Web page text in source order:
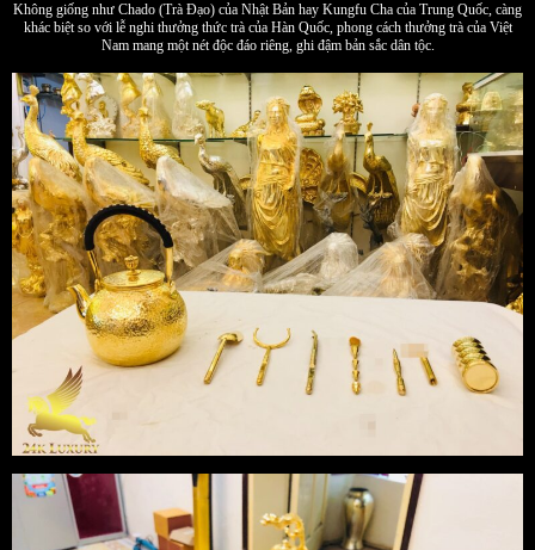
Không giống như Chado (Trà Đạo) của Nhật Bản hay Kungfu Cha của Trung Quốc, càng
khác biệt so với lễ nghi thưởng thức trà của Hàn Quốc, phong cách thưởng trà của Việt
Nam mang một nét độc đáo riêng, ghi đậm bản sắc dân tộc.